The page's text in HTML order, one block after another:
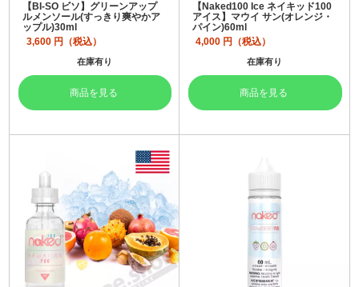
【BI-SO ビソ】グリーンアップ
ルメンソール(すっきり爽やかア
ップル)30ml
3,600 円（税込）
在庫有り
商品を見る
【Naked100 Ice ネイキッド100
アイス】マウイ サン(オレンジ・
パイン)60ml
4,000 円（税込）
在庫有り
商品を見る